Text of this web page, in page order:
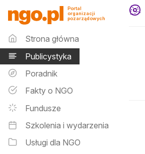
Publicystyka -
Portal
organizacji
pozarządowych
Menu główne
Strona główna
Publicystyka
Poradnik
Fakty o NGO
Fundusze
Szkolenia i wydarzenia
Usługi dla NGO